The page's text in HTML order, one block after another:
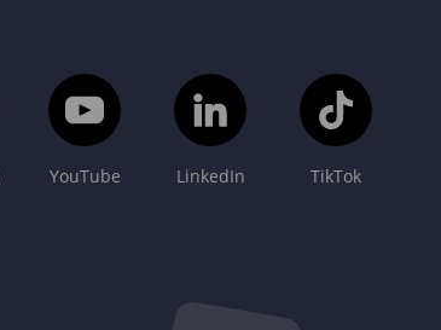
YouTube LinkedIn TikTok